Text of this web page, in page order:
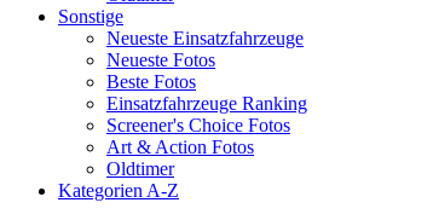
Sonstige
Neueste Einsatzfahrzeuge
Neueste Fotos
Beste Fotos
Einsatzfahrzeuge Ranking
Screener's Choice Fotos
Art & Action Fotos
Oldtimer
Kategorien A-Z